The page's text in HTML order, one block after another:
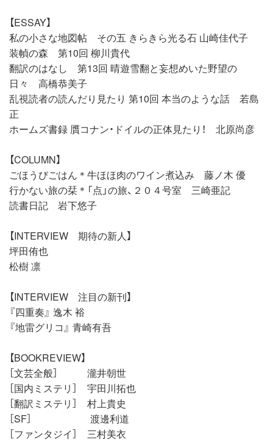
【ESSAY】
私の小さな地図帖 その五 きらきら光る石 山崎佳代子
装幀の森 第10回 柳川貴代
翻訳のはなし 第13回 晴遊雪翻と妄想めいた野望の
日々 高橋恭美子
乱視読者の読んだり見たり 第10回 本当のような話 若島
正
ホームズ書録 贋コナン・ドイルの正体見たり！ 北原尚彦
【COLUMN】
ごほうびごはん＊牛ほほ肉のワイン煮込み 藤ノ木 優
行かない旅の栞＊「点」の旅、２０４号室 三崎亜記
読書日記 岩下悠子
【INTERVIEW 期待の新人】
坪田侑也
松樹 凛
【INTERVIEW 注目の新刊】
『四重奏』 逸木 裕
『地雷グリコ』 青崎有吾
【BOOKREVIEW】
［文芸全般］ 瀧井朝世
［国内ミステリ］ 宇田川拓也
［翻訳ミステリ］ 村上貴史
［SF］ 渡邊利道
［ファンタジイ］ 三村美衣